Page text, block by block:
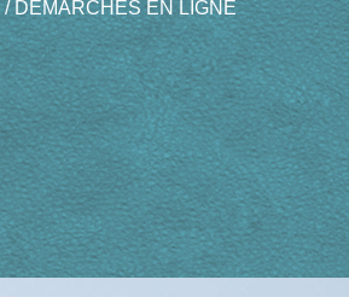
/DÉMARCHES EN LIGNE